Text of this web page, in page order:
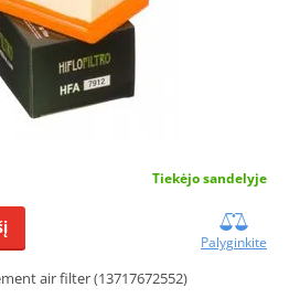
Tiekėjo sandelyje
Palyginkite
air filter (13717672552)